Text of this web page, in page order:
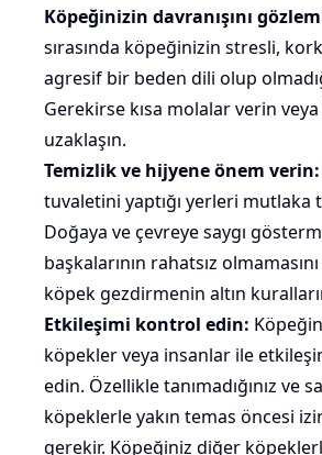
Köpeğinizin davranışını
sırasında köpeğinizin stresli,
agresif bir beden dili olup
Gerekirse kısa molalar verin
uzaklaşın.
Temizlik ve hijyene önem verin:
tuvaletini yaptığı yerleri mutlaka
Doğaya ve çevreye saygı
başkalarının rahatsız
köpek gezdirmenin altın
Etkileşimi kontrol edin:
köpekler veya insanlar ile
edin. Özellikle tanımadığınız ve
köpeklerle yakın temas öncesi
gerekir. Köpeğiniz diğer